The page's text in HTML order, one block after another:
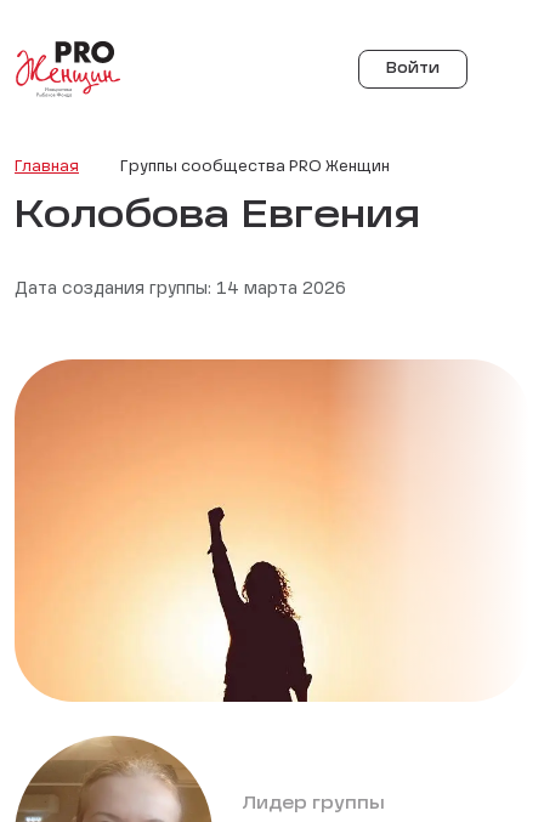
Войти
Главная Группы сообщества PRO Женщин
Колобова Евгения
Дата создания группы: 14 марта 2026
Лидер группы